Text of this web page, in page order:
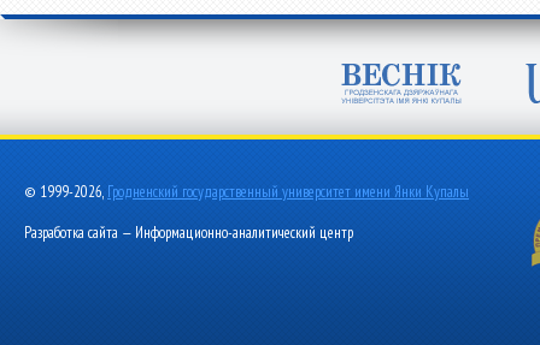
© 1999-2026, Гродненский государственный университет имени Янки Купалы
Разработка сайта — Информационно-аналитический центр